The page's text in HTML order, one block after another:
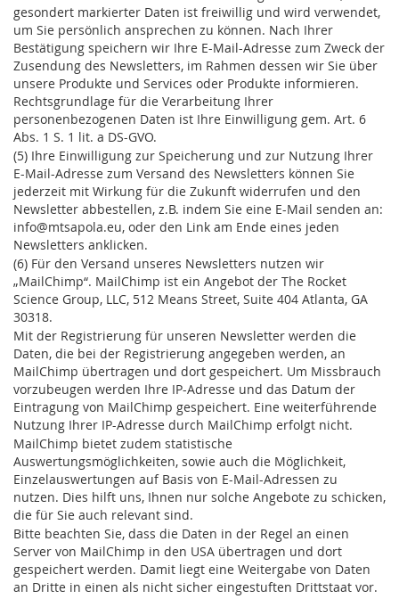
gesondert markierter Daten ist freiwillig und wird verwendet,
um Sie persönlich ansprechen zu können. Nach Ihrer
Bestätigung speichern wir Ihre E-Mail-Adresse zum Zweck der
Zusendung des Newsletters, im Rahmen dessen wir Sie über
unsere Produkte und Services oder Produkte informieren.
Rechtsgrundlage für die Verarbeitung Ihrer
personenbezogenen Daten ist Ihre Einwilligung gem. Art. 6
Abs. 1 S. 1 lit. a DS-GVO.
(5) Ihre Einwilligung zur Speicherung und zur Nutzung Ihrer
E-Mail-Adresse zum Versand des Newsletters können Sie
jederzeit mit Wirkung für die Zukunft widerrufen und den
Newsletter abbestellen, z.B. indem Sie eine E-Mail senden an:
info@mtsapola.eu, oder den Link am Ende eines jeden
Newsletters anklicken.
(6) Für den Versand unseres Newsletters nutzen wir
„MailChimp“. MailChimp ist ein Angebot der The Rocket
Science Group, LLC, 512 Means Street, Suite 404 Atlanta, GA
30318.
Mit der Registrierung für unseren Newsletter werden die
Daten, die bei der Registrierung angegeben werden, an
MailChimp übertragen und dort gespeichert. Um Missbrauch
vorzubeugen werden Ihre IP-Adresse und das Datum der
Eintragung von MailChimp gespeichert. Eine weiterführende
Nutzung Ihrer IP-Adresse durch MailChimp erfolgt nicht.
MailChimp bietet zudem statistische
Auswertungsmöglichkeiten, sowie auch die Möglichkeit,
Einzelauswertungen auf Basis von E-Mail-Adressen zu
nutzen. Dies hilft uns, Ihnen nur solche Angebote zu schicken,
die für Sie auch relevant sind.
Bitte beachten Sie, dass die Daten in der Regel an einen
Server von MailChimp in den USA übertragen und dort
gespeichert werden. Damit liegt eine Weitergabe von Daten
an Dritte in einen als nicht sicher eingestuften Drittstaat vor.